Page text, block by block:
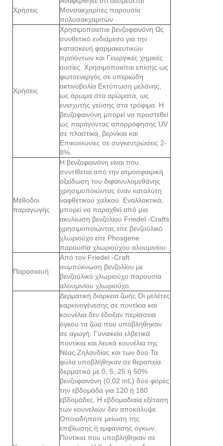
Χρήσεις
Μονσακχαρίτες παρουσία
πολυσακχαριτών
Χρήσεις
Χρησιμοποιείται βενζοφαινόνη Ως
συνθετικό ενδιάμεσο για την
κατασκευή φαρμακευτικών
προϊόντων και Γεωργικές χημικές
ουσίες. Χρησιμοποιείται επίσης ως
φωτοενεργός σε υπεριώδη
ακτινοβολία Εκτύπωση μελάνης,
ως άρωμα στα αρώματα, ως
ενισχυτής γεύσης στα τρόφιμα. Η
βενζοφαινόνη μπορεί να προστεθεί
ως παράγοντας απορρόφησης UV
σε πλαστικά, βερνίκια και
Επικοινωνίες σε συγκεντρώσεις 2-
8%.
Μέθοδοι
παραγωγής
Η βενζοφαινόνη είναι που
συντίθεται από την ατμοσφαιρική
οξείδωση του διφαινυλομεθάνης
χρησιμοποιώντας έναν καταλύτη
ναφθετικού χαλκού. Εναλλακτικά,
μπορεί να παραχθεί από μια
ακυλίωση βενζολίου Friedel -Crafts
χρησιμοποιώντας είτε βενζοϋλικό
χλωριούχο είτε Phosgene
παρουσία χλωριούχου αλουμινίου.
Παρασκευή
Από τον Friedel -Craft
συμπύκνωση βενζολίου με
βενζοϋλικό χλωριούχο παρουσία
αλουμινίου χλωριούχο.
Δερματική διάρκεια ζωής Οι μελέτες
καρκινογένεσης σε ποντίκια και
κουνέλια δεν έδειξαν περίσσεια
όγκου τα ζώα που υποβλήθηκαν
σε αγωγή. Γυναικεία ελβετικά
ποντίκια και λευκά κουνέλια της
Νέας Ζηλανδίας και των δύο Τα
φύλα υποβλήθηκαν σε θεραπεία
δερματικά με 0, 5, 25 ή 50%
βενζοφαινόνη (0,02 mL) δύο φορές
την εβδομάδα για 120 ή 180
εβδομάδες. Η εβδομαδιαία εξέταση
των κουνελιών δεν αποκάλυψε
Οποιαδήποτε μείωση της
επιβίωσης ή εμφάνισης όγκων.
Ποντίκια που υποβλήθηκαν σε